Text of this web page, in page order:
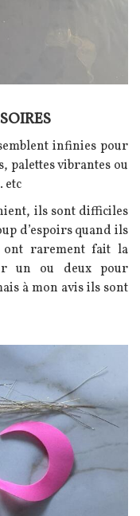
infinies pour
palettes vibrantes ou
etc
ils sont difficiles
d’espoirs quand ils
ont rarement fait la
un ou deux pour
à mon avis ils sont